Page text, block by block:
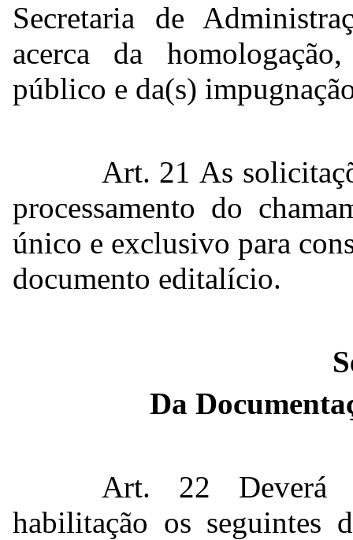
Secretaria de
acerca da
público e da(s)
Art. 21 As
processamento do
único e exclusivo para
documento editalício.
Da
Art. 22 Deverá
habilitação os seguintes